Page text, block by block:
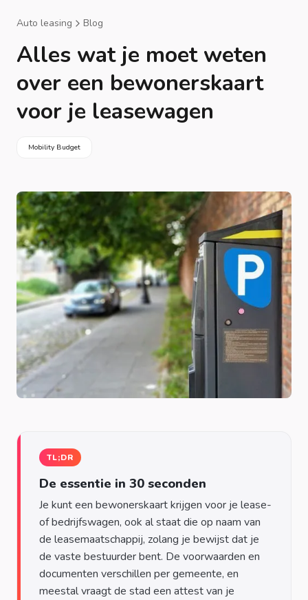
Auto leasing Blog
Alles wat je moet weten
over een bewonerskaart
voor je leasewagen
Mobility Budget
TL;DR
De essentie in 30 seconden
Je kunt een bewonerskaart krijgen voor je lease-
of bedrijfswagen, ook al staat die op naam van
de leasemaatschappij, zolang je bewijst dat je
de vaste bestuurder bent. De voorwaarden en
documenten verschillen per gemeente, en
meestal vraagt de stad een attest van je